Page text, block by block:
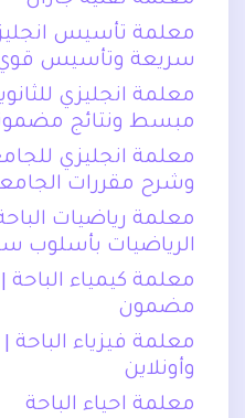
معلمة تأسيس
سريعة وتأسيس
معلمة انجليزي
مبسط ونتائج
معلمة انجليزي
وشرح مقررات
معلمة رياضيات
الرياضيات بأسلوب
معلمة كيمياء
مضمون
معلمة فيزياء
وأونلاين
معلمة احياء الباحة